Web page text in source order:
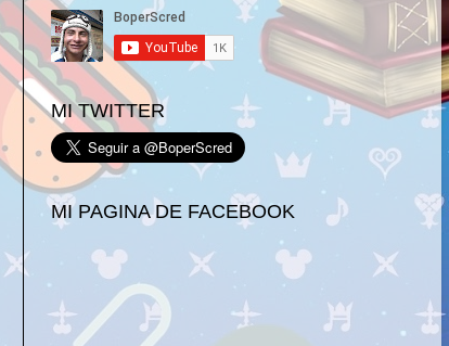
MI TWITTER
MI PAGINA DE FACEBOOK